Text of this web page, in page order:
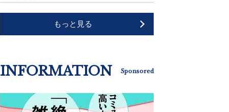
もっと見る
INFORMATION Sponsored